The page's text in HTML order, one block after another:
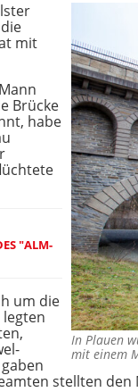
In Plauen
mit einem
mit
Brücke
habe
"ALM-
um die
stellten